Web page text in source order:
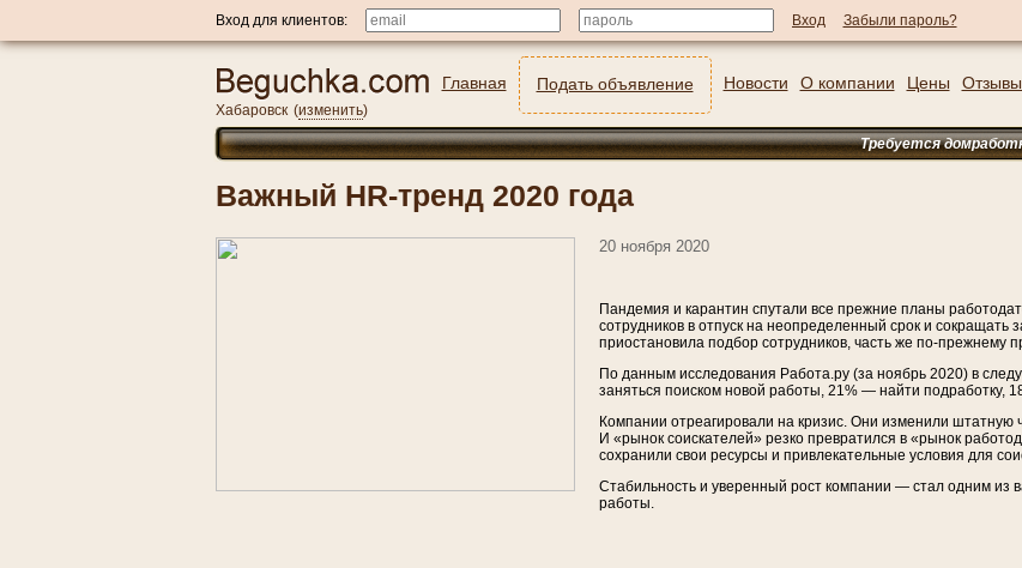
Вход для клиентов: Забыли пароль?
Хабаровск (изменить)
Главная Подать объявление Новости О компании Цены Отзывы
Требуется
Важный HR-тренд 2020 года
20 ноября 2020
Пандемия и карантин спутали все прежние планы
сотрудников в отпуск на неопределенный срок и сокращать
приостановила подбор сотрудников, часть же по-прежнему
По данным исследования Работа.ру (за ноябрь 2020) в
заняться поиском новой работы, 21% — найти подработку,
Компании отреагировали на кризис. Они изменили штатную
И «рынок соискателей» резко превратился в «рынок
сохранили свои ресурсы и привлекательные условия для
Стабильность и уверенный рост компании — стал одним из
работы.